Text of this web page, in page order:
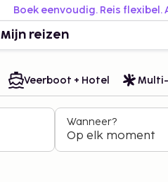
Boek eenvoudig. Reis
Mijn reizen
Veerboot + Hotel
Wanneer?
Op elk moment